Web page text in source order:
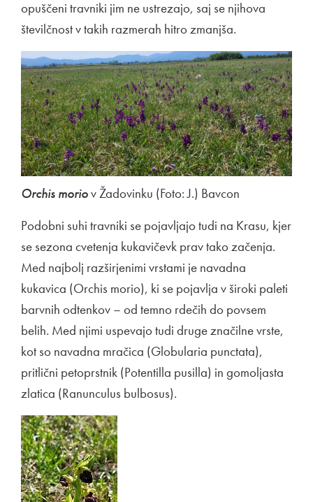
opuščeni travniki jim ne ustrezajo, saj se njihova
številčnost v takih razmerah hitro zmanjša.
Orchis moriov Žadovinku (Foto: J.) Bavcon
Podobni suhi travniki se pojavljajo tudi na Krasu, kjer
se sezona cvetenja kukavičevk prav tako začenja.
Med najbolj razširjenimi vrstami je navadna
kukavica (Orchis morio), ki se pojavlja v široki paleti
barvnih odtenkov – od temno rdečih do povsem
belih. Med njimi uspevajo tudi druge značilne vrste,
kot so navadna mračica (Globularia punctata),
pritlični petoprstnik (Potentilla pusilla) in gomoljasta
zlatica (Ranunculus bulbosus).